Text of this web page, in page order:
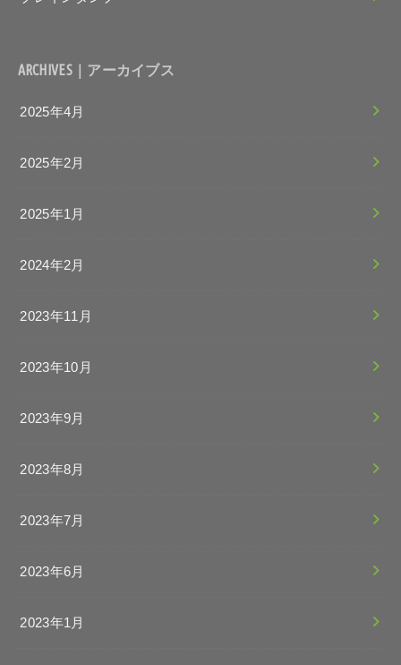
ARCHIVES｜アーカイブス
2025年4月
2025年2月
2025年1月
2024年2月
2023年11月
2023年10月
2023年9月
2023年8月
2023年7月
2023年6月
2023年1月